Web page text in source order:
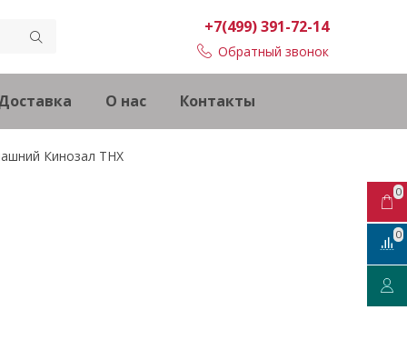
+7(499) 391-72-14
Обратный звонок
О нас Контакты
Кинозал THX
0
0